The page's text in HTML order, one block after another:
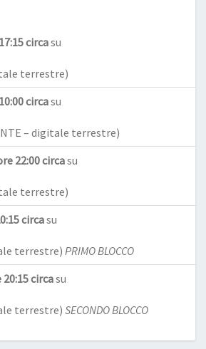
circasu
terrestre)
circasu
– digitale terrestre)
22:00 circasu
terrestre)
circasu
terrestre) PRIMO BLOCCO
circasu
terrestre) SECONDO BLOCCO